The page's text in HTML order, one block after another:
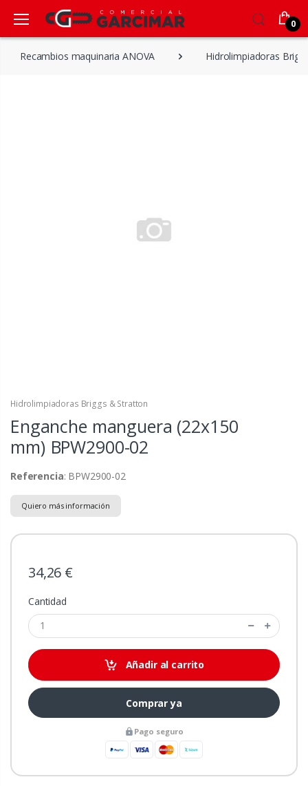
0
Recambios maquinaria ANOVA Hidrolimpiadoras
Hidrolimpiadoras Briggs & Stratton
Enganche manguera (22x150
mm) BPW2900-02
Referencia: BPW2900-02
Quiero más información
34,26 €
Cantidad
Añadir al carrito
Comprar ya
Pago seguro